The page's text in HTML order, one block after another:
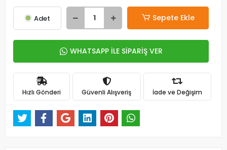
Adet Sepete Ekle
WHATSAPP İLE SİPARİŞ VER
Hızlı Gönderi Güvenli Alışveriş İade ve Değişim